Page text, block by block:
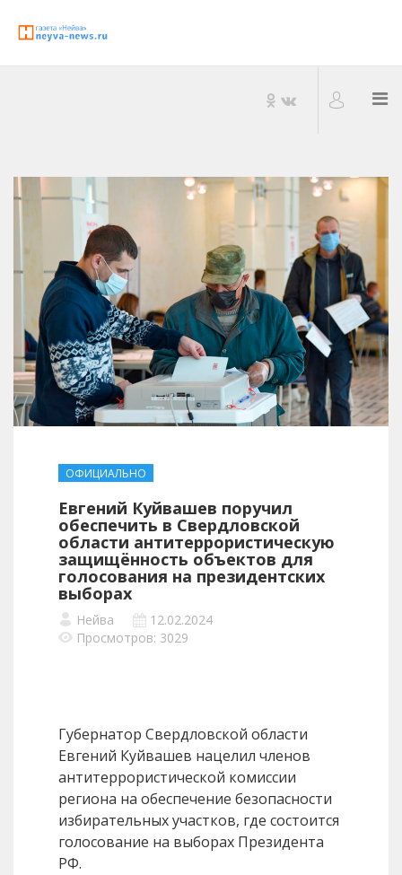
ОФИЦИАЛЬНО
Евгений Куйвашев поручил
обеспечить в Свердловской
области антитеррористическую
защищённость объектов для
голосования на президентских
выборах
Нейва
12.02.2024
Просмотров: 3029
Губернатор Свердловской области
Евгений Куйвашев нацелил членов
антитеррористической комиссии
региона на обеспечение безопасности
избирательных участков, где состоится
голосование на выборах Президента
РФ.